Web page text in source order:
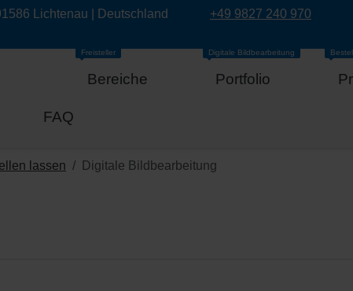
Lichtenau | Deutschland +49 9827 240 970
Bereiche
Freisteller
Portfolio
Digitale Bildbearbeitung
FAQ
lassen Digitale Bildbearbeitung